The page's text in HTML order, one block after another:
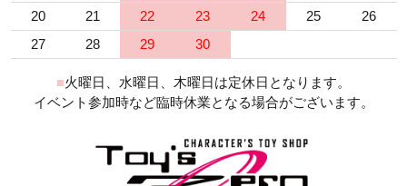
20
21 22 23 24 25
26
27
28 29 30
■火曜日、水曜日、木曜日は定休日となります。
イベント参加時など臨時休業となる場合がございます。